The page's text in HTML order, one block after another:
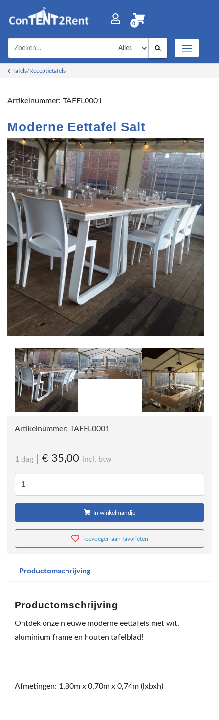
0
Tafels/Receptietafels
Artikelnummer: TAFEL0001
Moderne Eettafel Salt
Artikelnummer: TAFEL0001
1 dag € 35,00 incl. btw
In winkelmandje
Toevoegen aan favorieten
Productomschrijving
Productomschrijving
Ontdek onze nieuwe moderne eettafels met wit,
aluminium frame en houten tafelblad!
Afmetingen: 1,80m x 0,70m x 0,74m (lxbxh)